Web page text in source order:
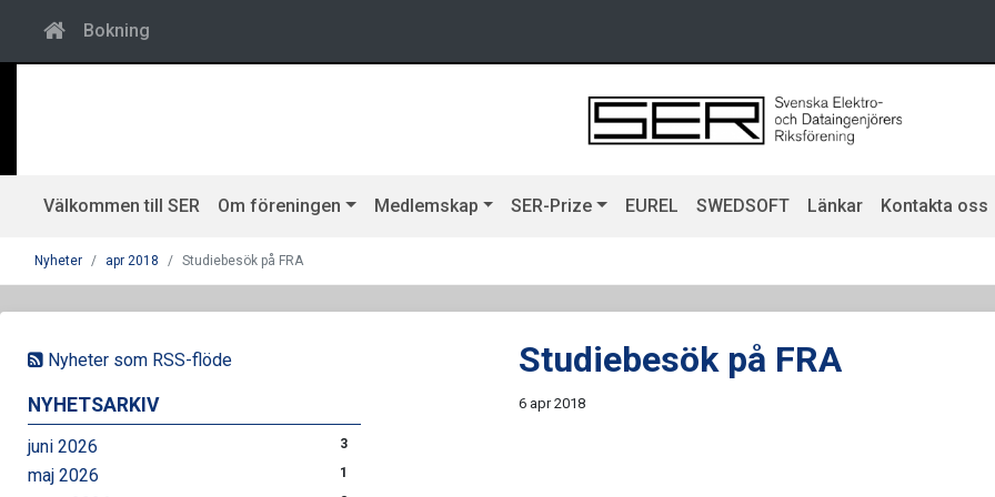
Bokning
Välkommen till SER Om föreningen Medlemskap SER-Prize EUREL SWEDSOFT Länkar Kontakta oss
Nyheter apr 2018 Studiebesök på FRA
Nyheter som RSS-flöde
NYHETSARKIV
juni 2026 3
maj 2026 1
Studiebesök på FRA
6 apr 2018